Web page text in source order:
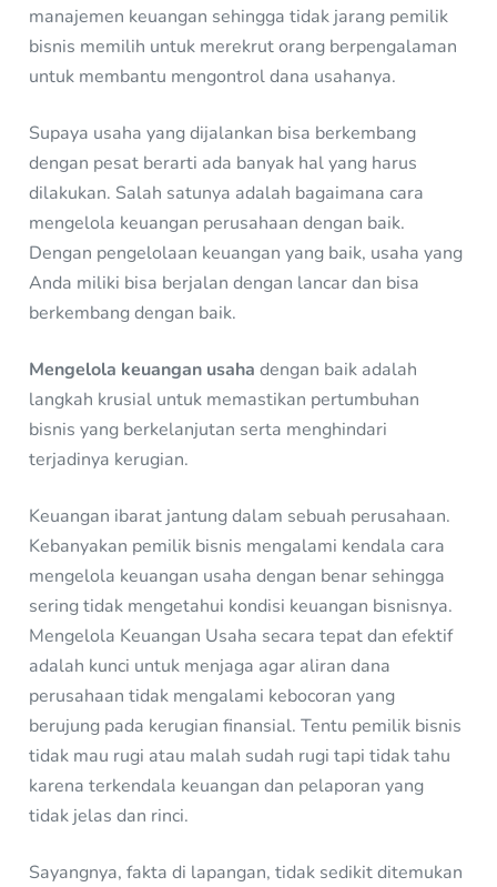
manajemen keuangan sehingga tidak jarang pemilik
bisnis memilih untuk merekrut orang berpengalaman
untuk membantu mengontrol dana usahanya.
Supaya usaha yang dijalankan bisa berkembang
dengan pesat berarti ada banyak hal yang harus
dilakukan. Salah satunya adalah bagaimana cara
mengelola keuangan perusahaan dengan baik.
Dengan pengelolaan keuangan yang baik, usaha yang
Anda miliki bisa berjalan dengan lancar dan bisa
berkembang dengan baik.
Mengelola keuangan usaha dengan baik adalah
langkah krusial untuk memastikan pertumbuhan
bisnis yang berkelanjutan serta menghindari
terjadinya kerugian.
Keuangan ibarat jantung dalam sebuah perusahaan.
Kebanyakan pemilik bisnis mengalami kendala cara
mengelola keuangan usaha dengan benar sehingga
sering tidak mengetahui kondisi keuangan bisnisnya.
Mengelola Keuangan Usaha secara tepat dan efektif
adalah kunci untuk menjaga agar aliran dana
perusahaan tidak mengalami kebocoran yang
berujung pada kerugian finansial. Tentu pemilik bisnis
tidak mau rugi atau malah sudah rugi tapi tidak tahu
karena terkendala keuangan dan pelaporan yang
tidak jelas dan rinci.
Sayangnya, fakta di lapangan, tidak sedikit ditemukan